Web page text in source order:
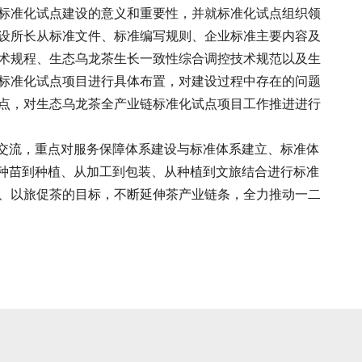
准化试点建设的意义和重要性，并就标准化试点组织领
长从标准文件、标准编写规则、企业标准主要内容及
规程、生态乌龙茶生长一致性综合调控技术规范以及生
准化试点项目进行具体布置，对建设过程中存在的问题
，对生态乌龙茶全产业链标准化试点项目工作推进进行
流，重点对服务保障体系建设与标准体系建立、标准体
苗到种植、从加工到包装、从种植到文旅结合进行标准
旅促茶的目标，不断延伸茶产业链条，全力推动一二